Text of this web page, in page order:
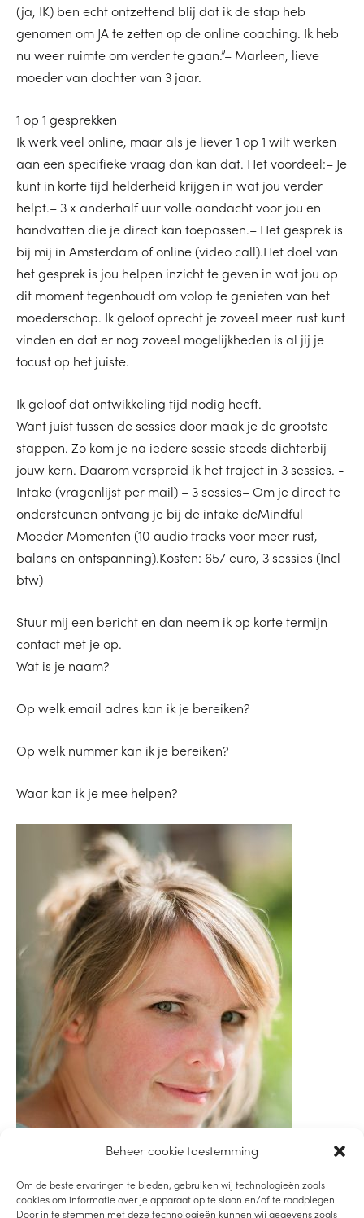
Beheer cookie toestemming
Om de beste ervaringen te bieden, gebruiken wij technologieën zoals
cookies om informatie over je apparaat op te slaan en/of te raadplegen.
Door in te stemmen met deze technologieën kunnen wij gegevens zoals
(ja, IK) ben echt ontzettend blij dat ik de stap heb
genomen om JA te zetten op de online coaching. Ik heb
nu weer ruimte om verder te gaan.”– Marleen, lieve
moeder van dochter van 3 jaar.
1 op 1 gesprekken
Ik werk veel online, maar als je liever 1 op 1 wilt werken
aan een specifieke vraag dan kan dat. Het voordeel:– Je
kunt in korte tijd helderheid krijgen in wat jou verder
helpt.– 3 x anderhalf uur volle aandacht voor jou en
handvatten die je direct kan toepassen.– Het gesprek is
bij mij in Amsterdam of online (video call).Het doel van
het gesprek is jou helpen inzicht te geven in wat jou op
dit moment tegenhoudt om volop te genieten van het
moederschap. Ik geloof oprecht je zoveel meer rust kunt
vinden en dat er nog zoveel mogelijkheden is al jij je
focust op het juiste.
Ik geloof dat ontwikkeling tijd nodig heeft.
Want juist tussen de sessies door maak je de grootste
stappen. Zo kom je na iedere sessie steeds dichterbij
jouw kern. Daarom verspreid ik het traject in 3 sessies. -
Intake (vragenlijst per mail) – 3 sessies– Om je direct te
ondersteunen ontvang je bij de intake deMindful
Moeder Momenten (10 audio tracks voor meer rust,
balans en ontspanning).Kosten: 657 euro, 3 sessies (Incl
btw)
Stuur mij een bericht en dan neem ik op korte termijn
contact met je op.
Wat is je naam?
Op welk email adres kan ik je bereiken?
Op welk nummer kan ik je bereiken?
Waar kan ik je mee helpen?